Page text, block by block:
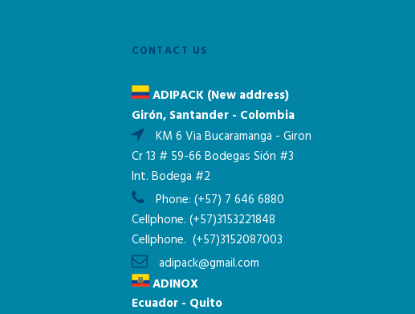
CONTACT US
ADIPACK (New address)
Girón, Santander - Colombia
KM 6 Via Bucaramanga - Giron
Cr 13 # 59-66 Bodegas Sión #3
Int. Bodega #2
Phone: (+57) 7 646 6880
Cellphone. (+57)3153221848
Cellphone. (+57)3152087003
adipack@gmail.com
ADINOX
Ecuador - Quito